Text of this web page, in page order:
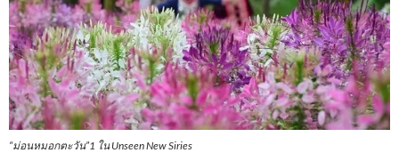
“ม่อนหมอกตะวัน”1 ใน Unseen New Siries